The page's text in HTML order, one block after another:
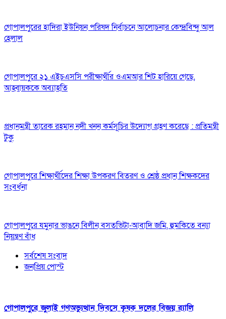
গোপালপুরের হাদিরা ইউনিয়ন পরিষদ নির্বাচনে আলোচনার কেন্দ্রবিন্দু আল
হেলাল
গোপালপুরে ২১ এইচএসসি পরীক্ষার্থীর ওএমআর শিট হারিয়ে গেছে,
আহ্বায়ককে অব্যাহতি
প্রধানমন্ত্রী তারেক রহমান নদী খনন কর্মসূচির উদ্যোগ গ্রহণ করেছে : প্রতিমন্ত্রী
টুকু
গোপালপুরে শিক্ষার্থীদের শিক্ষা উপকরণ বিতরণ ও শ্রেষ্ঠ প্রধান শিক্ষকদের
সংবর্ধনা
গোপালপুরে যমুনার ভাঙনে বিলীন বসতভিটা-আবাদি জমি, হুমকিতে বন্যা
নিয়ন্ত্রণ বাঁধ
সর্বশেষ সংবাদ
জনপ্রিয় পোস্ট
গোপালপুরে জুলাই গণঅভ্যুত্থান দিবসে কৃষক দলের বিজয় র‍্যালি